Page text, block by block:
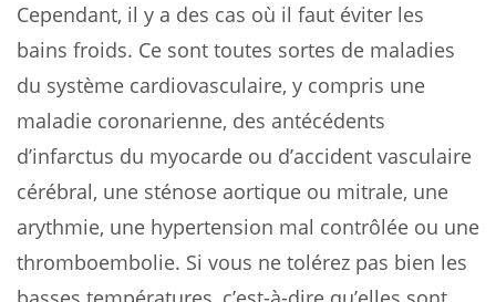
Cependant, il y a des cas où il faut éviter les
bains froids. Ce sont toutes sortes de maladies
du système cardiovasculaire, y compris une
maladie coronarienne, des antécédents
d’infarctus du myocarde ou d’accident vasculaire
cérébral, une sténose aortique ou mitrale, une
arythmie, une hypertension mal contrôlée ou une
thromboembolie. Si vous ne tolérez pas bien les